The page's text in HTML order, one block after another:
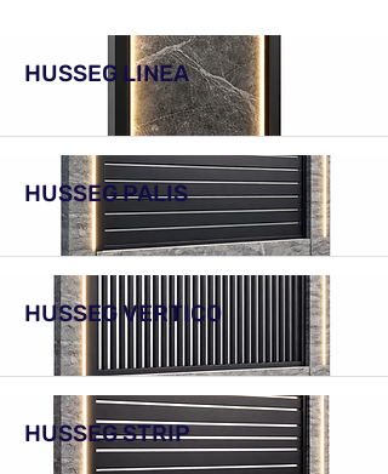
HUSSEG LINEA
HUSSEG PALIS
HUSSEG VERTICO
HUSSEG STRIP